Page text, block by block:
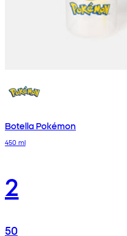
Botella Pokémon
450 ml
2
50